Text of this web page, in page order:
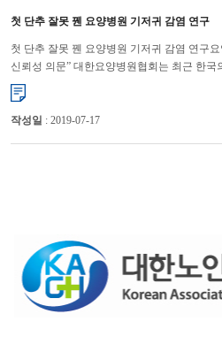
첫 단추 잘못 꿴 요양병원 기저귀 감염 연구
첫 단추 잘못 꿴 요양병원 기저귀 감염 연구
신뢰성 의문” 대한요양병원협회는 최근 한
의폐공제조합)이 요양병원에서 배출한 일회
작성일 : 2019-07-17